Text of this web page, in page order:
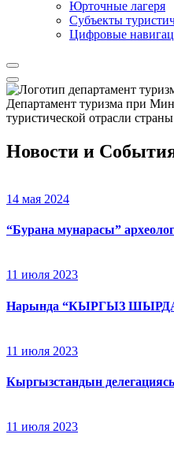
Юрточные лагеря
Cубъекты
Цифровые
Департамент туризма при
туристической отрасли
Новости и
14 мая 2024
“Бурана мунарасы”
11 июля 2023
Нарында “КЫРГЫЗ
11 июля 2023
Кыргызстандын
11 июля 2023